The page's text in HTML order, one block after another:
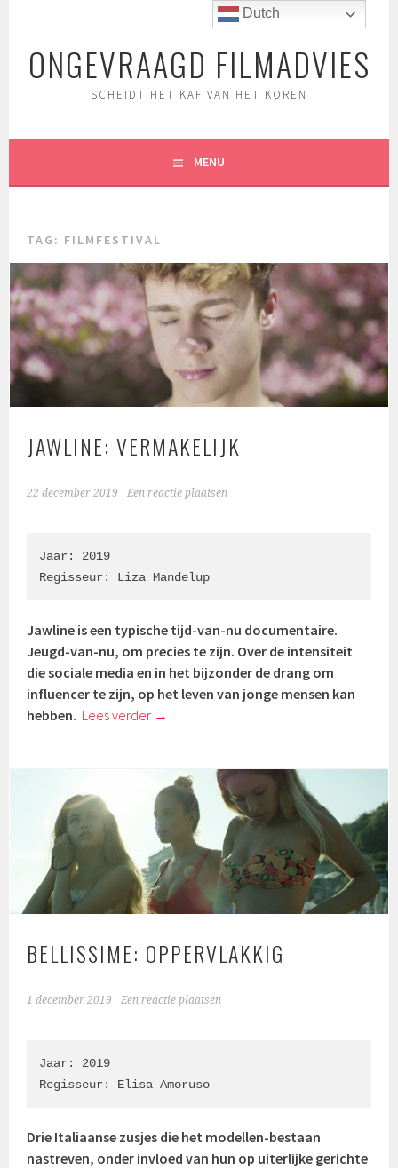
inhoudONGEVRAAGD FILMADVIES
SCHEIDT HET KAF VAN HET KOREN
MENU
TAG: FILMFESTIVAL
JAWLINE: VERMAKELIJK
22 december 2019 Een reactie plaatsen
Jaar: 2019
Regisseur: Liza Mandelup
Jawline is een typische tijd-van-nu documentaire.
Jeugd-van-nu, om precies te zijn. Over de intensiteit
die sociale media en in het bijzonder de drang om
influencer te zijn, op het leven van jonge mensen kan
hebben. Lees verder →
BELLISSIME: OPPERVLAKKIG
1 december 2019 Een reactie plaatsen
Jaar: 2019
Regisseur: Elisa Amoruso
Drie Italiaanse zusjes die het modellen-bestaan
nastreven, onder invloed van hun op uiterlijke gerichte
Dutch